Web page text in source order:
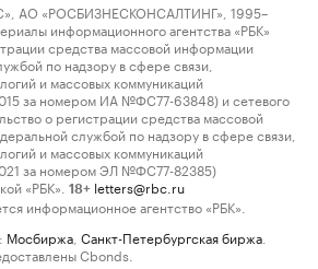
АО «РОСБИЗНЕСКОНСАЛТИНГ», 1995–
информационного агентства «РБК»
средства массовой информации
по надзору в сфере связи,
и массовых коммуникаций
за номером ИА №ФС77-63848) и сетевого
о регистрации средства массовой
службой по надзору в сфере связи,
и массовых коммуникаций
за номером ЭЛ №ФС77-82385)
«РБК».
18+ letters@rbc.ru
информационное агентство «РБК».
Мосбиржа Санкт-Петербургская биржа
Cbonds.